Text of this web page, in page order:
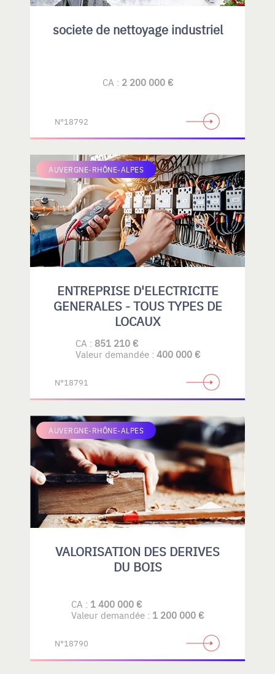
societe de nettoyage industriel
CA : 2 200 000 €
N°18792
AUVERGNE-RHÔNE-ALPES
ENTREPRISE D'ELECTRICITE
GENERALES - TOUS TYPES DE
LOCAUX
CA : 851 210 €
Valeur demandée : 400 000 €
N°18791
AUVERGNE-RHÔNE-ALPES
VALORISATION DES DERIVES
DU BOIS
CA : 1 400 000 €
Valeur demandée : 1 200 000 €
N°18790